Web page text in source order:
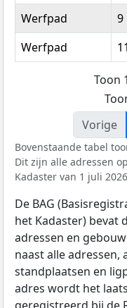
Werfpad
9
Werfpad
Toon
Vorige
Bovenstaande tabel
Dit zijn alle adressen
Kadaster van 1 juli
De BAG
het Kadaster) bevat
adressen en
naast alle adressen,
standplaatsen en
adres wordt het